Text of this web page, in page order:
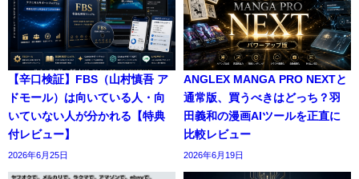
【辛口検証】FBS（山村慎吾 ア
ドモール）は向いている人・向
いていない人が分かれる【特典
付レビュー】
2026年6月25日
ANGLEX MANGA PRO NEXTと
通常版、買うべきはどっち？羽
田義和の漫画AIツールを正直に
比較レビュー
2026年6月19日